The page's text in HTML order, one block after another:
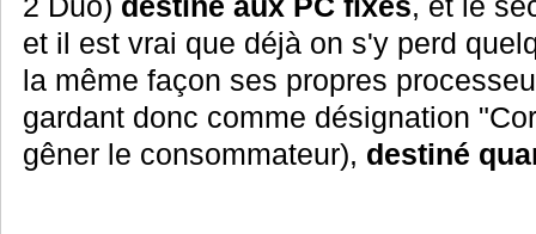
et il est vrai que déjà on s'y perd
la même façon ses propres
gardant donc comme désignation
gêner le consommateur), destiné